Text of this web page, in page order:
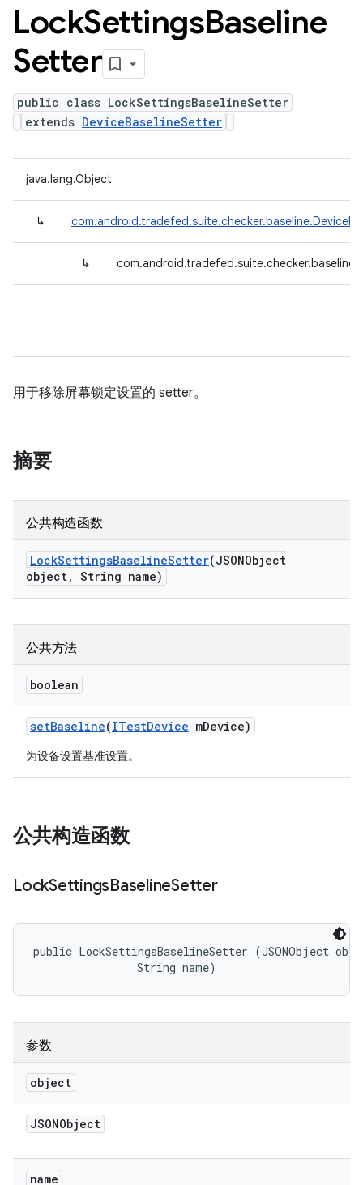
LockSettingsBaseline
Setter
public class LockSettingsBaselineSetter
extends DeviceBaselineSetter
java.lang.Object
↳
↳
用于移除屏幕锁定设置的 setter。
摘要
公共构造函数
LockSettingsBaselineSetter(JSONObject
object, String name)
公共方法
boolean
setBaseline(ITestDevice mDevice)
为设备设置基准设置。
公共构造函数
LockSettingsBaselineSetter
public LockSettingsBaselineSetter (JSONObject
                String name)
参数
object
JSONObject
name